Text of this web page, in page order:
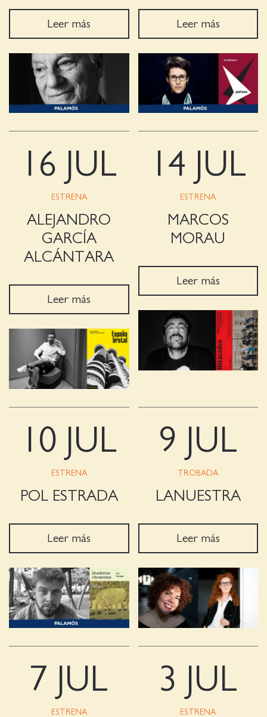
Leer más Leer más
16 JUL
ESTRENA
ALEJANDRO
GARCÍA
ALCÁNTARA
Leer más
14 JUL
ESTRENA
MARCOS
MORAU
Leer más
10 JUL
ESTRENA
POL ESTRADA
Leer más
9 JUL
TROBADA
LANUESTRA
Leer más
7 JUL
ESTRENA
3 JUL
ESTRENA